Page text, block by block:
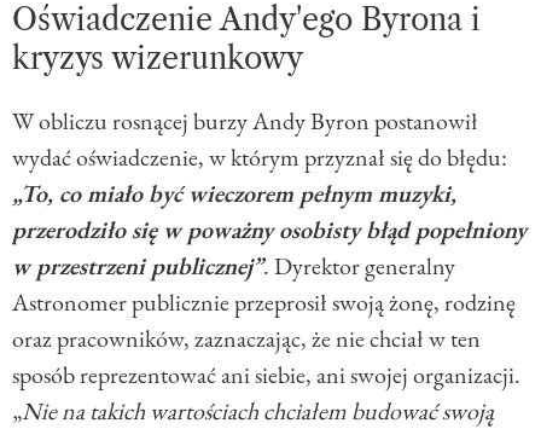
Oświadczenie Andy'ego Byrona i
kryzys wizerunkowy
W obliczu rosnącej burzy Andy Byron postanowił
wydać oświadczenie, w którym przyznał się do błędu:
„To, co miało być wieczorem pełnym muzyki,
przerodziło się w poważny osobisty błąd popełniony
w przestrzeni publicznej”. Dyrektor generalny
Astronomer publicznie przeprosił swoją żonę, rodzinę
oraz pracowników, zaznaczając, że nie chciał w ten
sposób reprezentować ani siebie, ani swojej organizacji.
„Nie na takich wartościach chciałem budować swoją